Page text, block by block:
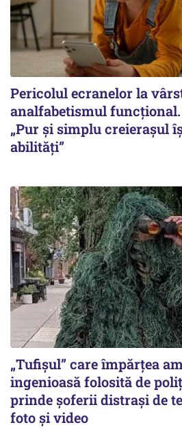
Pericolul ecranelor la
analfabetismul
„Pur și simplu creierașul
abilități”
„Tufișul” care împărțea
ingenioasă folosită de
prinde șoferii distrași de
foto și video